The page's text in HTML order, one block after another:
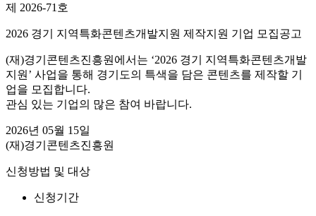
제 2026-71호
2026 경기 지역특화콘텐츠개발지원 제작지원 기업 모집공고
(재)경기콘텐츠진흥원에서는 ‘2026 경기 지역특화콘텐츠개발
지원’ 사업을 통해 경기도의 특색을 담은 콘텐츠를 제작할 기
업을 모집합니다.
관심 있는 기업의 많은 참여 바랍니다.
2026년 05월 15일
(재)경기콘텐츠진흥원
신청방법 및 대상
신청기간